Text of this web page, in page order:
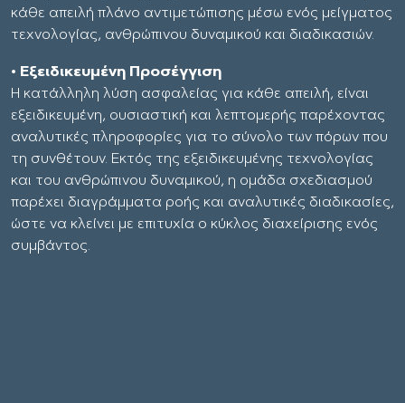
κάθε απειλή πλάνο αντιμετώπισης μέσω ενός μείγματος
τεχνολογίας, ανθρώπινου δυναμικού και διαδικασιών.
• Εξειδικευμένη Προσέγγιση
Η κατάλληλη λύση ασφαλείας για κάθε απειλή, είναι
εξειδικευμένη, ουσιαστική και λεπτομερής παρέχοντας
αναλυτικές πληροφορίες για το σύνολο των πόρων που
τη συνθέτουν. Εκτός της εξειδικευμένης τεχνολογίας
και του ανθρώπινου δυναμικού, η ομάδα σχεδιασμού
παρέχει διαγράμματα ροής και αναλυτικές διαδικασίες,
ώστε να κλείνει με επιτυχία ο κύκλος διαχείρισης ενός
συμβάντος.